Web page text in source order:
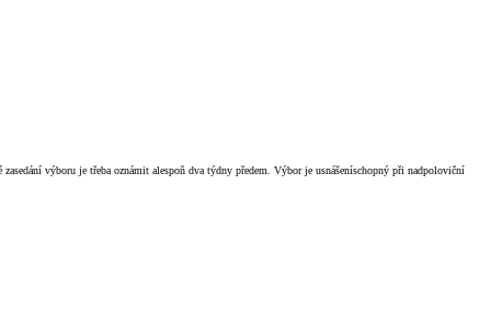
výboru je třeba oznámit alespoň dva týdny předem. Výbor je usnášeníschopný při nadpoloviční